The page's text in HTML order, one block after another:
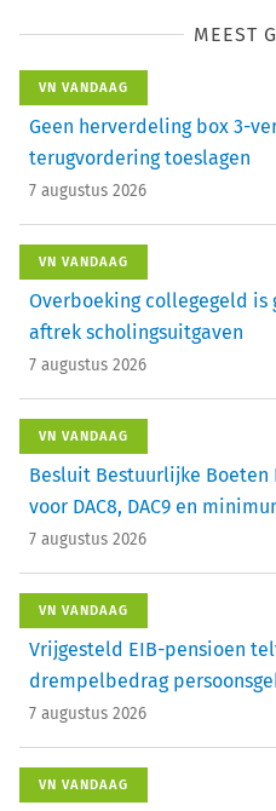
MEEST
VN VANDAAG
Geen herverdeling box 3-
terugvordering toeslagen
7 augustus 2026
VN VANDAAG
Overboeking collegegeld is
aftrek scholingsuitgaven
7 augustus 2026
VN VANDAAG
Besluit Bestuurlijke
voor DAC8, DAC9 en
7 augustus 2026
VN VANDAAG
Vrijgesteld EIB-pensioen
drempelbedrag
7 augustus 2026
VN VANDAAG